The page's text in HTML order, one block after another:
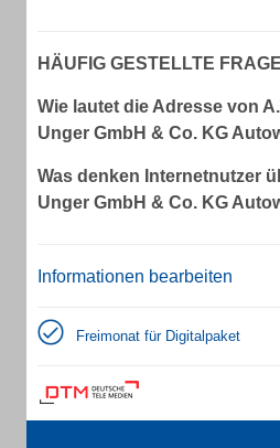
HÄUFIG GESTELLTE
Wie lautet die Adresse von
Unger GmbH & Co. KG
Was denken Internetnutzer
Unger GmbH & Co. KG
Informationen bearbeiten
Freimonat für Digitalpaket